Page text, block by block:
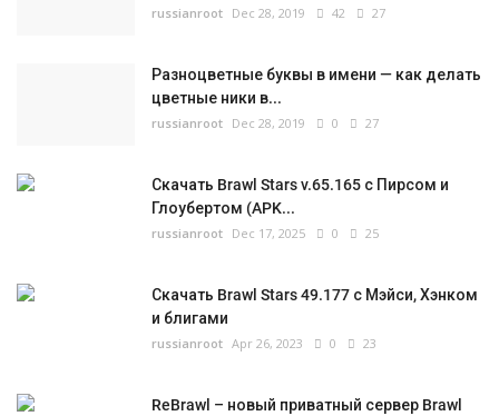
russianroot Dec 28, 2019 42 27
Разноцветные буквы в имени — как делать
цветные ники в...
russianroot Dec 28, 2019 0 27
Скачать Brawl Stars v.65.165 с Пирсом и
Глоубертом (APK...
russianroot Dec 17, 2025 0 25
Скачать Brawl Stars 49.177 с Мэйси, Хэнком
и блигами
russianroot Apr 26, 2023 0 23
ReBrawl – новый приватный сервер Brawl